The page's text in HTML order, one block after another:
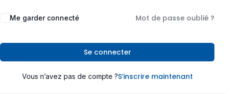
Me garder connecté Mot de passe oublié ?
Se connecter
Vous n’avez pas de compte ?S’inscrire maintenant